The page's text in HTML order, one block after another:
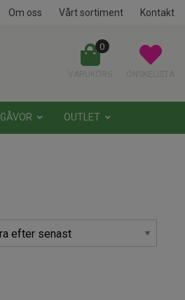
Om oss Vårt sortiment Kontakt
0
GÅVOR OUTLET